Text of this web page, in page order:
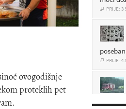
ovogodišnje
proteklih pet
PRIJE:
 PRIJE: 4